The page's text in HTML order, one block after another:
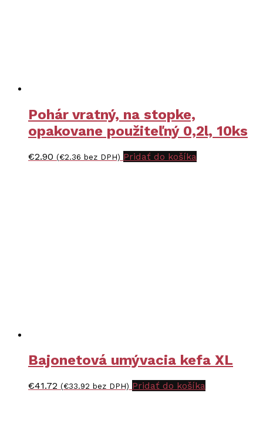
Pohár vratný, na stopke,
opakovane použiteľný 0,2l, 10ks
€2.90 (€2.36 bez DPH) Pridať do košíka
Bajonetová umývacia kefa XL
€41.72 (€33.92 bez DPH) Pridať do košíka